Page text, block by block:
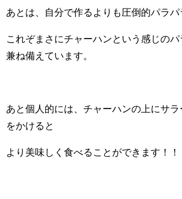
あとは、自分で作るよりも圧倒的パラパ
これぞまさにチャーハンという感じの
兼ね備えています。
あと個人的には、チャーハンの上にサ
をかけると
より美味しく食べることができます！！